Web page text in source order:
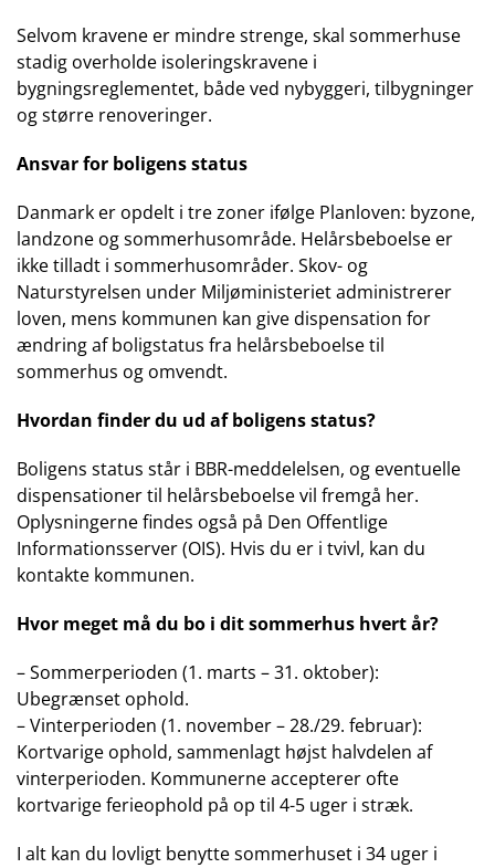
Selvom kravene er mindre strenge, skal sommerhuse
stadig overholde isoleringskravene i
bygningsreglementet, både ved nybyggeri, tilbygninger
og større renoveringer.
Ansvar for boligens status
Danmark er opdelt i tre zoner ifølge Planloven: byzone,
landzone og sommerhusområde. Helårsbeboelse er
ikke tilladt i sommerhusområder. Skov- og
Naturstyrelsen under Miljøministeriet administrerer
loven, mens kommunen kan give dispensation for
ændring af boligstatus fra helårsbeboelse til
sommerhus og omvendt.
Hvordan finder du ud af boligens status?
Boligens status står i BBR-meddelelsen, og eventuelle
dispensationer til helårsbeboelse vil fremgå her.
Oplysningerne findes også på Den Offentlige
Informationsserver (OIS). Hvis du er i tvivl, kan du
kontakte kommunen.
Hvor meget må du bo i dit sommerhus hvert år?
– Sommerperioden (1. marts – 31. oktober):
Ubegrænset ophold.
– Vinterperioden (1. november – 28./29. februar):
Kortvarige ophold, sammenlagt højst halvdelen af
vinterperioden. Kommunerne accepterer ofte
kortvarige ferieophold på op til 4-5 uger i stræk.
I alt kan du lovligt benytte sommerhuset i 34 uger i